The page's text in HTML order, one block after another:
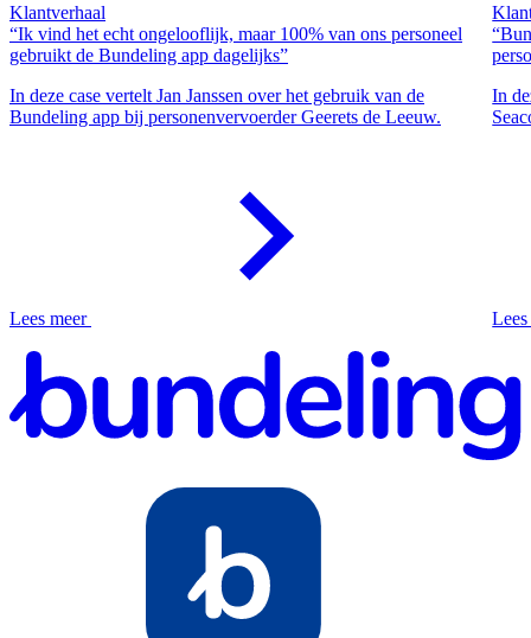
Klantverhaal
“Ik vind het echt ongelooflijk, maar 100% van ons personeel
gebruikt de Bundeling app dagelijks”
In deze case vertelt Jan Janssen over het gebruik van de
Bundeling app bij personenvervoerder Geerets de Leeuw.
Lees meer
In